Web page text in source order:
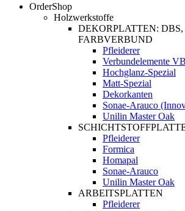
OrderShop
Holzwerkstoffe
DEKORPLATTEN:
FARBVERBUND
Pfleiderer
Verbundelemente
Hochglanz-Spezial
Matt-Spezial
Dekorkanten
Sonae-Arauco
Unilin Master Oak
Pfleiderer
Formica
Homapal
Sonae-Arauco
Unilin Master Oak
ARBEITSPLATTEN
Pfleiderer